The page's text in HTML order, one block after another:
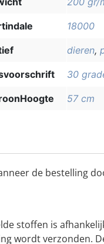
18000
dieren,
30
57 cm
de bestelling
stoffen is
wordt verzonden.